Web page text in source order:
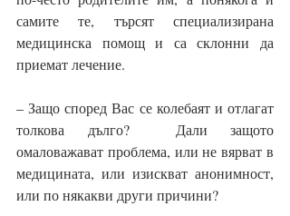
самите те, търсят специализирана
медицинска помощ и са склонни да
приемат лечение.
– Защо според Вас се колебаят и отлагат
толкова дълго?  Дали защото
омаловажават проблема, или не вярват в
медицината, или изискват анонимност,
или по някакви други причини?